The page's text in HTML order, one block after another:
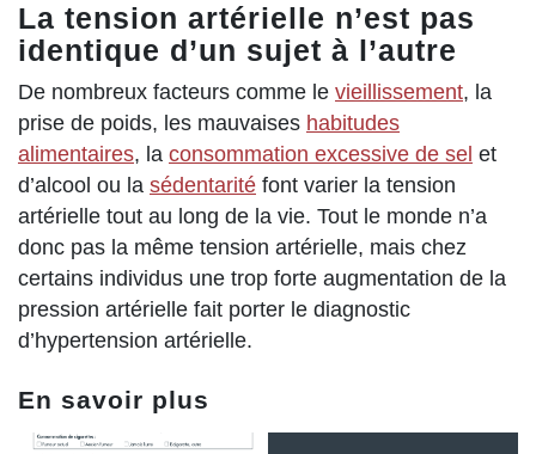
La tension artérielle n’est pas
identique d’un sujet à l’autre
De nombreux facteurs comme le vieillissement, la
prise de poids, les mauvaises habitudes
alimentaires, la consommation excessive de sel et
d’alcool ou la sédentarité font varier la tension
artérielle tout au long de la vie. Tout le monde n’a
donc pas la même tension artérielle, mais chez
certains individus une trop forte augmentation de la
pression artérielle fait porter le diagnostic
d’hypertension artérielle.
En savoir plus